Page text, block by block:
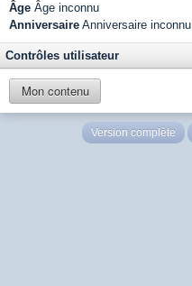
Âge Âge inconnu
Anniversaire Anniversaire inconnu
Contrôles utilisateur
Mon contenu
Version complète